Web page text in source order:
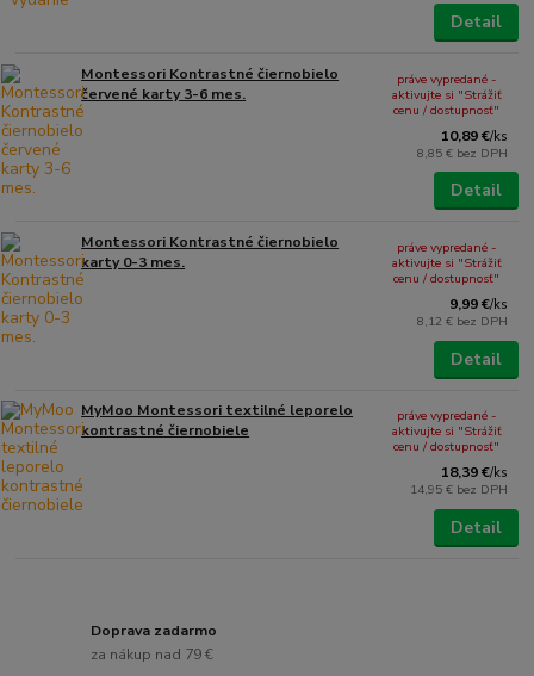
Detail
Montessori Kontrastné čiernobielo
červené karty 3-6 mes.
10,89 €/ks
8,85 € bez DPH
práve vypredané -
aktivujte si "Strážiť
cenu / dostupnosť"
Detail
Montessori Kontrastné čiernobielo
karty 0-3 mes.
9,99 €/ks
8,12 € bez DPH
práve vypredané -
aktivujte si "Strážiť
cenu / dostupnosť"
Detail
MyMoo Montessori textilné leporelo
kontrastné čiernobiele
18,39 €/ks
14,95 € bez DPH
práve vypredané -
aktivujte si "Strážiť
cenu / dostupnosť"
Detail
Doprava zadarmo
za nákup nad 79 €